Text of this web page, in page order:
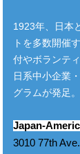
1923年、日本
トを多数開催
付やボランテ
日系中小企業
グラムが発足。
Japan-
3010 77th